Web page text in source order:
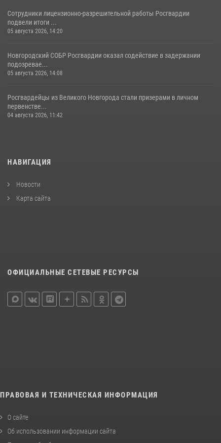
Сотрудники лицензионно-разрешительной работы Росгвардии
подвели итоги ...
05 августа 2026, 14:20
Новгородский СОБР Росгвардии оказал содействие в задержании
подозревае...
05 августа 2026, 14:08
Росгвардейцы из Великого Новгорода стали призерами в личном
первенстве...
04 августа 2026, 11:42
НАВИГАЦИЯ
Новости
Карта сайта
ОФИЦИАЛЬНЫЕ СЕТЕВЫЕ РЕСУРСЫ
ПРАВОВАЯ И ТЕХНИЧЕСКАЯ ИНФОРМАЦИЯ
О сайте
Об использовании информации сайта